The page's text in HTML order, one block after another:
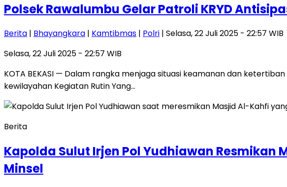
Polsek Rawalumbu Gelar Patroli KRYD
Berita | Bhayangkara | Kamtibmas | Polri | Selasa, 22 Juli 2025 - 22:57 WIB
Selasa, 22 Juli 2025 - 22:57 WIB
KOTA BEKASI — Dalam rangka menjaga situasi keamanan dan
kewilayahan Kegiatan Rutin Yang…
Berita
Kapolda Sulut Irjen Pol Yudhiawan Resmikan
Minsel